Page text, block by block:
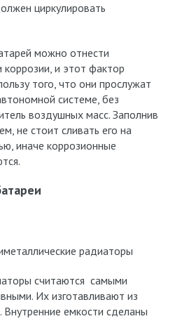
циркулировать
можно отнести
и этот фактор
того, что они прослужат
системе, без
воздушных масс. Заполнив
не стоит сливать его на
иначе коррозионные
радиаторы
считаются самыми
Их изготавливают из
емкости сделаны